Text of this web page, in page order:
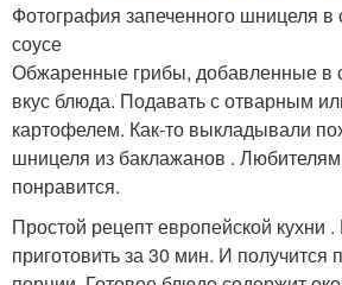
Фотография запеченного шницеля в
соусе
Обжаренные грибы, добавленные в
вкус блюда. Подавать с отварным
картофелем. Как-то выкладывали
шницеля из баклажанов .
понравится.
Простой рецепт европейской кухни
приготовить за 30 мин. И получится